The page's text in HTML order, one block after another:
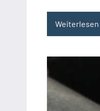
Weiterlesen